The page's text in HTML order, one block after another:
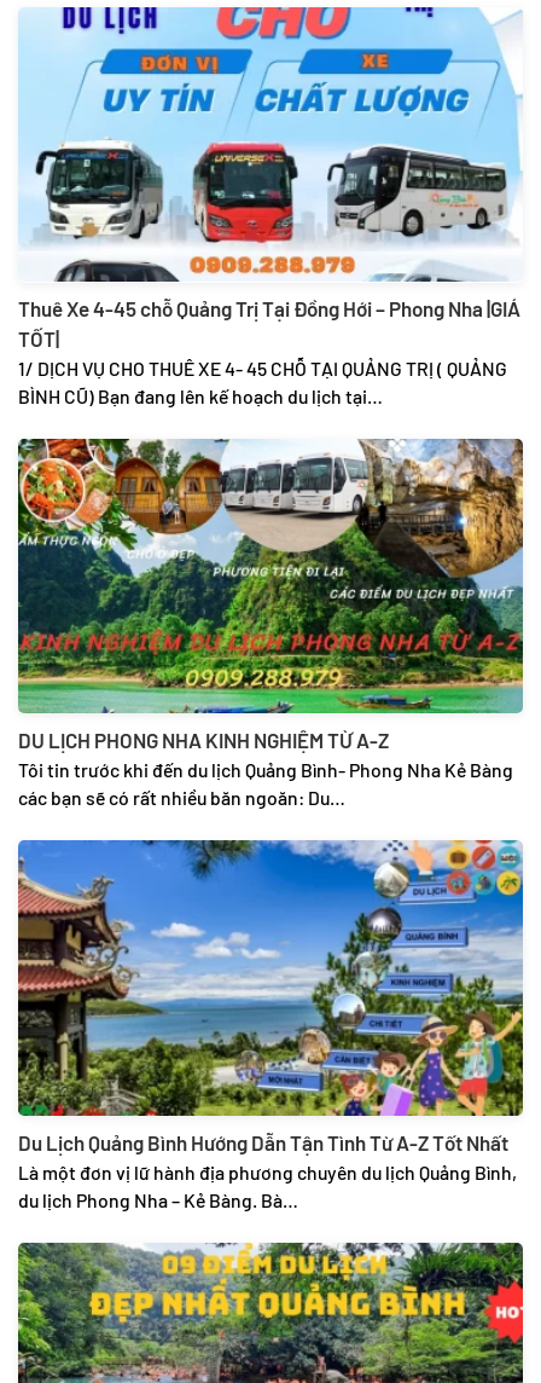
Thuê Xe 4-45 chỗ Quảng Trị Tại Đồng Hới – Phong Nha |GIÁ
TỐT|
1/ DỊCH VỤ CHO THUÊ XE 4- 45 CHỖ TẠI QUẢNG TRỊ ( QUẢNG
BÌNH CŨ) Bạn đang lên kế hoạch du lịch tại…
DU LỊCH PHONG NHA KINH NGHIỆM TỪ A-Z
Tôi tin trước khi đến du lịch Quảng Bình- Phong Nha Kẻ Bàng
các bạn sẽ có rất nhiều băn ngoăn: Du…
Du Lịch Quảng Bình Hướng Dẫn Tận Tình Từ A-Z Tốt Nhất
Là một đơn vị lữ hành địa phương chuyên du lịch Quảng Bình,
du lịch Phong Nha – Kẻ Bàng. Bà…